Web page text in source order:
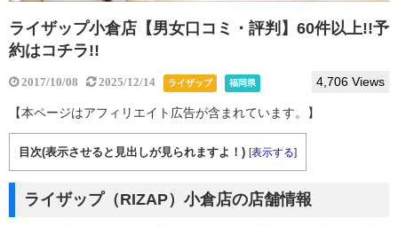
ライザップ小倉店【男女口コミ・評判】60件以上!!予
約はコチラ!!
2017/10/08 2025/12/14 ライザップ 福岡県 4,706 Views
【本ページはアフィリエイト広告が含まれています。】
目次(表示させると見出しが見られますよ！) [表示する]
ライザップ（RIZAP）小倉店の店舗情報